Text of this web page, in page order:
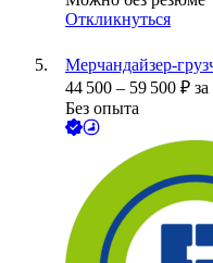
Откликнуться
Мерчандайзер-
44 500 – 59 500 ₽
Без опыта